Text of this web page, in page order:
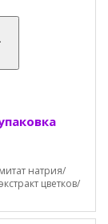
натрия/
цветков/